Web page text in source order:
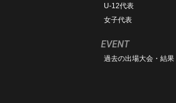
U-12代表
女子代表
EVENT
過去の出場大会・結果